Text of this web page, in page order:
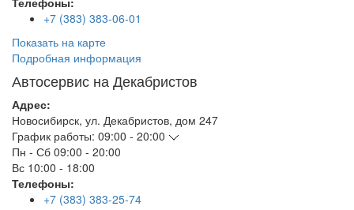
+7 (383) 383-06-01
Показать на карте
Подробная информация
Автосервис на Декабристов
Адрес:
Новосибирск, ул. Декабристов, дом 247
График работы: 09:00 - 20:00
Пн - Сб 09:00 - 20:00
Вс 10:00 - 18:00
Телефоны:
+7 (383) 383-25-74